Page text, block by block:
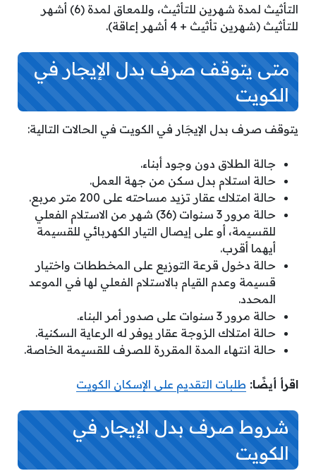
التأثيث لمدة شهرين للتأثيث، وللمعاق لمدة (6) أشهر
للتأثيث (شهرين تأثيث + 4 أشهر إعاقة).
متى يتوقف صرف بدل الإيجار في
الكويت
يتوقف صرف بدل الإيجَار في الكويت في الحالات التالية:
جالة الطلاق دون وجود أبناء.
حالة استلام بدل سكن من جهة العمل.
حالة امتلاك عقار تزيد مساحته على 200 متر مربع.
حالة مرور 3 سنوات (36) شهر من الاستلام الفعلي
للقسيمة، أو على إيصال التيار الكهربائي للقسيمة
أيهما أقرب.
حالة دخول قرعة التوزيع على المخططات واختيار
قسيمة وعدم القيام بالاستلام الفعلي لها في الموعد
المحدد.
حالة مرور 3 سنوات على صدور أمر البناء.
حالة امتلاك الزوجة عقار يوفر له الرعاية السكنية.
حالة انتهاء المدة المقررة للصرف للقسيمة الخاصة.
اقرأ أيضًا: طلبات التقديم على الإسكان الكويت
شروط صرف بدل الإيجار في
الكويت